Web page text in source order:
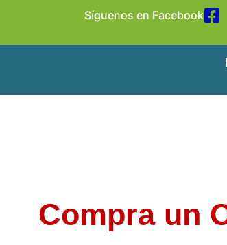
Síguenos en Facebook
Compra un